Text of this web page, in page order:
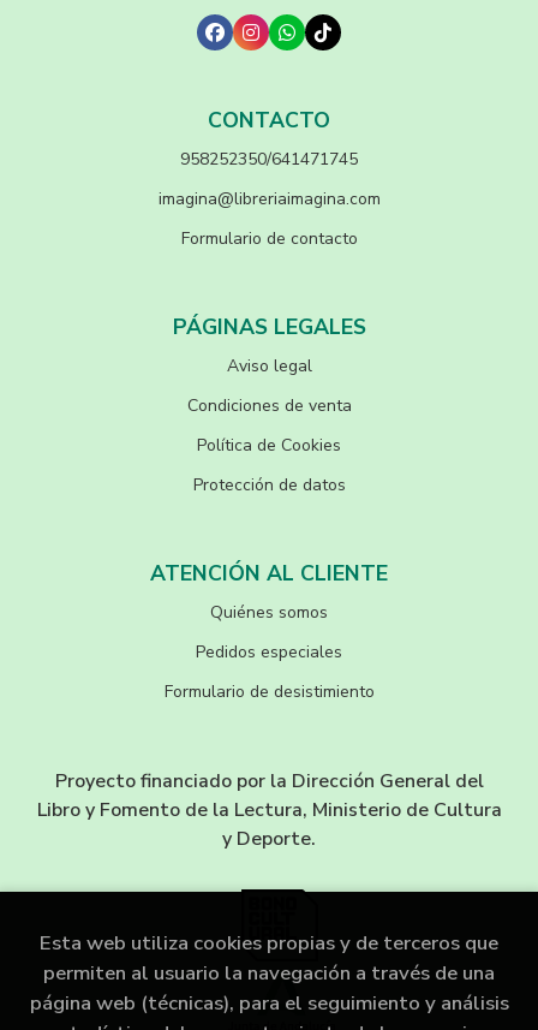
CONTACTO
958252350/641471745
imagina@libreriaimagina.com
Formulario de contacto
PÁGINAS LEGALES
Aviso legal
Condiciones de venta
Política de Cookies
Protección de datos
ATENCIÓN AL CLIENTE
Quiénes somos
Pedidos especiales
Formulario de desistimiento
Proyecto financiado por la Dirección General del
Libro y Fomento de la Lectura, Ministerio de Cultura
y Deporte.
Esta web utiliza cookies propias y de terceros que
permiten al usuario la navegación a través de una
página web (técnicas), para el seguimiento y análisis